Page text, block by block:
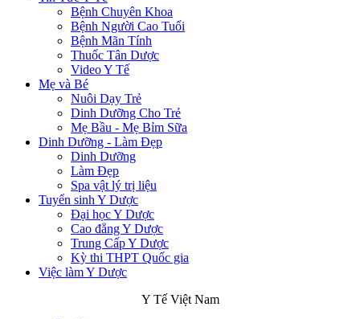
Bệnh Chuyên Khoa
Bệnh Người Cao Tuổi
Bệnh Mãn Tính
Thuốc Tân Dược
Video Y Tế
Mẹ và Bé
Nuôi Dạy Trẻ
Dinh Dưỡng Cho Trẻ
Mẹ Bầu - Mẹ Bỉm Sữa
Dinh Dưỡng - Làm Đẹp
Dinh Dưỡng
Làm Đẹp
Spa vật lý trị liệu
Tuyển sinh Y Dược
Đại học Y Dược
Cao đẳng Y Dược
Trung Cấp Y Dược
Kỳ thi THPT Quốc gia
Việc làm Y Dược
Y Tế Việt Nam